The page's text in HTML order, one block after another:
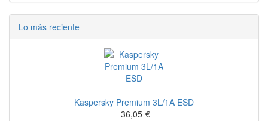
Lo más reciente
Kaspersky Premium 3L/1A ESD
36,05 €